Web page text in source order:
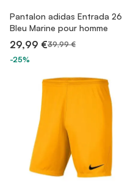
Pantalon adidas Entrada 26
Bleu Marine pour homme
29,99 €39,99 €
-25%